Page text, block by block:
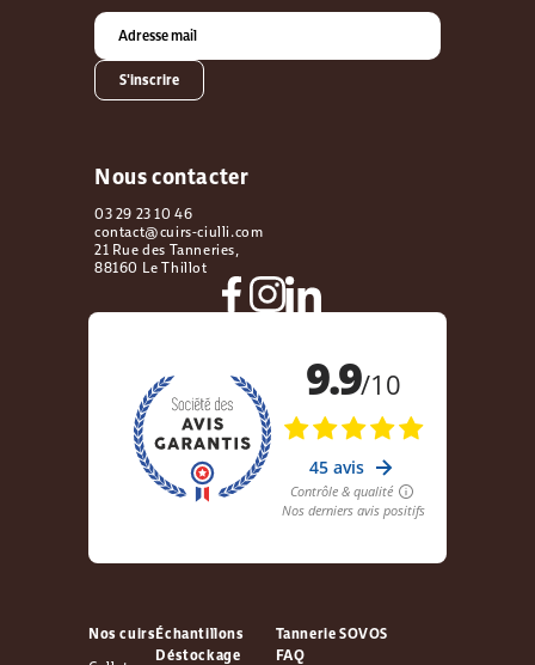
S'inscrire
Nous contacter
03 29 23 10 46
contact@cuirs-ciulli.com
21 Rue des Tanneries,
88160 Le Thillot
Nos cuirsÉchantillons
Déstockage
Tannerie SOVOS
FAQ